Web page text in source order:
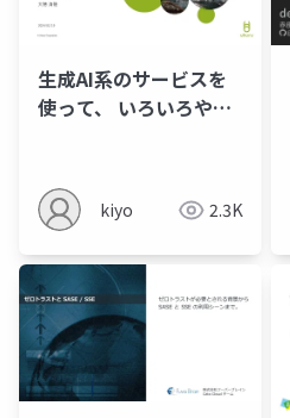
生成AI系のサービスを
使って、 いろいろやっ
kiyo 2.3K